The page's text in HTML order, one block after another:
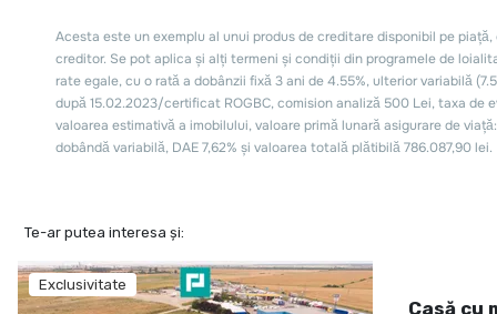
Te-ar putea interesa și:
Exclusivitate
Casă cu